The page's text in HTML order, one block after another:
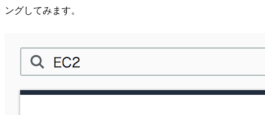
ングしてみます。